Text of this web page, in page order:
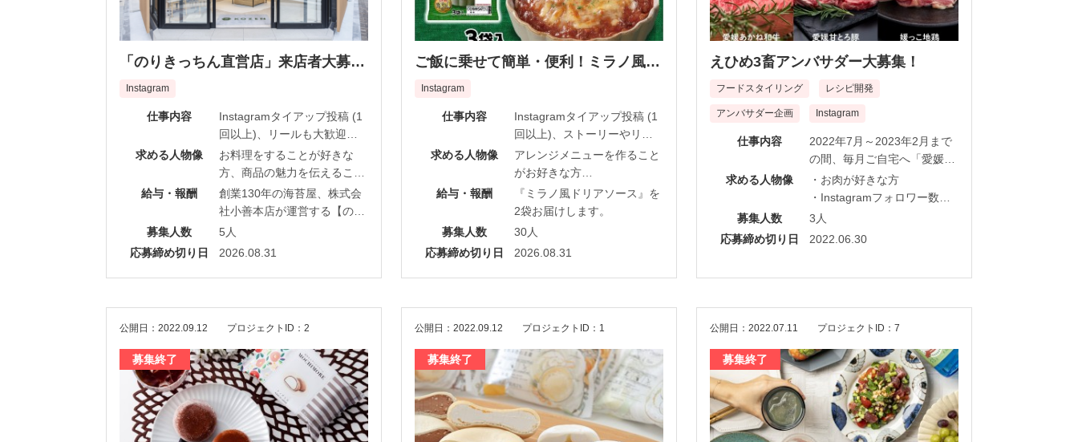
「のりきっちん直営店」来店者大募
集！
Instagram
仕事内容
Instagramタイアップ投稿 (1
回以上)、リールも大歓迎で
す！
採用された方には、株式会社
小善本店が運営する【のりき
苔商品を無償提供させていた
だきます。※個数制限する可
能性あり お店で試食かお持
の写真または動画、文章で
Instagramに投稿してくださ
い。※交通費の支給なし ※
同行者分は自己負担
受け取ってから【1週間以
内】に【Instagram】で、試
食した感想の投稿をお願いい
たします。
求める人物像
お料理をすることが好きな
方、商品の魅力を伝えること
が得意な方
給与・報酬
創業130年の海苔屋、株式会
社小善本店が運営する【のり
きっちん】にて、おにぎりと
海苔商品を無償提供させてい
可能性あり お店で試食かお
Instagramに投稿してくださ
い。※交通費の支給なし ※
同行者分は自己負担
募集人数
5人
応募締め切り日
2026.08.31
ご飯に乗せて簡単・便利！ミラノ風ド
リアソース！
Instagram
仕事内容
Instagramタイアップ投稿 (1
回以上)、ストーリーやリー
ルも大歓迎です！
求める人物像
アレンジメニューを作ること
がお好きな方
グルメ系
Instagramフォロワー数1,000
人以上
給与・報酬
『ミラノ風ドリアソース』を
2袋お届けします。
募集人数
30人
応募締め切り日
2026.08.31
えひめ3畜アンバサダー大募集！
フードスタイリング レシピ開発
アンバサダー企画 Instagram
仕事内容
2022年7月～2023年2月まで
の間、毎月ご自宅へ「愛媛あ
かね和牛」「愛媛甘とろ豚」
「媛っこ地鶏」をお届けしま
すので、えひめ3畜を使った
で発信してください♪
求める人物像
・お肉が好きな方
・Instagramフォロワー数が
1,000名以上の方
・レシピ開発ができる方
募集人数
3人
応募締め切り日
2022.06.30
公開日：2022.09.12 プロジェクトID：2
募集終了
公開日：2022.09.12 プロジェクトID：1
募集終了
公開日：2022.07.11 プロジェクトID：7
募集終了